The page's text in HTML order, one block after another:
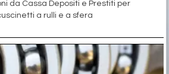
da Cassa Depositi e Prestiti per
a rulli e a sfera